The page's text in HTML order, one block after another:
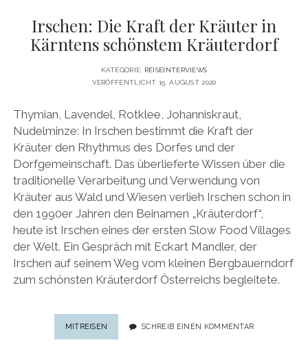
Irschen: Die Kraft der Kräuter in
Kärntens schönstem Kräuterdorf
KATEGORIE: REISEINTERVIEWS
VERÖFFENTLICHT 15. AUGUST 2020
Thymian, Lavendel, Rotklee, Johanniskraut,
Nudelminze: In Irschen bestimmt die Kraft der
Kräuter den Rhythmus des Dorfes und der
Dorfgemeinschaft. Das überlieferte Wissen über die
traditionelle Verarbeitung und Verwendung von
Kräuter aus Wald und Wiesen verlieh Irschen schon in
den 1990er Jahren den Beinamen „Kräuterdorf“,
heute ist Irschen eines der ersten Slow Food Villages
der Welt. Ein Gespräch mit Eckart Mandler, der
Irschen auf seinem Weg vom kleinen Bergbauerndorf
zum schönsten Kräuterdorf Österreichs begleitete.
MITREISEN
IRSCHEN:
DIE
SCHREIB EINEN KOMMENTAR